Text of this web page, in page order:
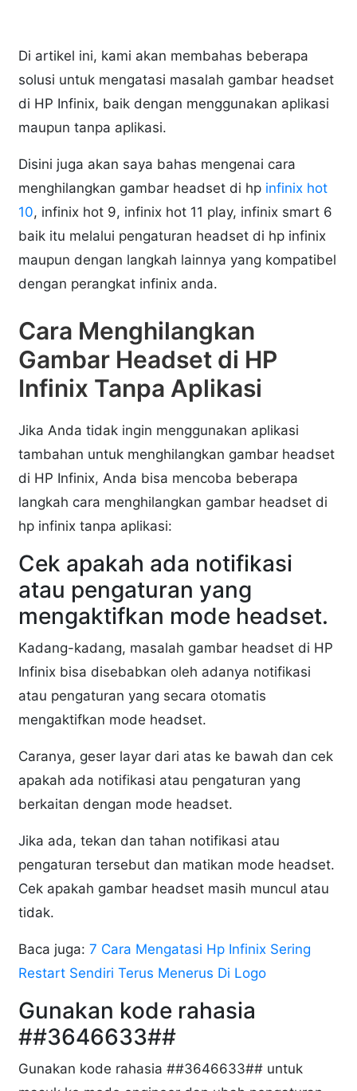
Di artikel ini, kami akan membahas beberapa
solusi untuk mengatasi masalah gambar headset
di HP Infinix, baik dengan menggunakan aplikasi
maupun tanpa aplikasi.
Disini juga akan saya bahas mengenai cara
menghilangkan gambar headset di hp infinix hot
10, infinix hot 9, infinix hot 11 play, infinix smart 6
baik itu melalui pengaturan headset di hp infinix
maupun dengan langkah lainnya yang kompatibel
dengan perangkat infinix anda.
Cara Menghilangkan
Gambar Headset di HP
Infinix Tanpa Aplikasi
Jika Anda tidak ingin menggunakan aplikasi
tambahan untuk menghilangkan gambar headset
di HP Infinix, Anda bisa mencoba beberapa
langkah cara menghilangkan gambar headset di
hp infinix tanpa aplikasi:
Cek apakah ada notifikasi
atau pengaturan yang
mengaktifkan mode headset.
Kadang-kadang, masalah gambar headset di HP
Infinix bisa disebabkan oleh adanya notifikasi
atau pengaturan yang secara otomatis
mengaktifkan mode headset.
Caranya, geser layar dari atas ke bawah dan cek
apakah ada notifikasi atau pengaturan yang
berkaitan dengan mode headset.
Jika ada, tekan dan tahan notifikasi atau
pengaturan tersebut dan matikan mode headset.
Cek apakah gambar headset masih muncul atau
tidak.
Baca juga:7 Cara Mengatasi Hp Infinix Sering
Restart Sendiri Terus Menerus Di Logo
Gunakan kode rahasia
##3646633##
Gunakan kode rahasia ##3646633## untuk